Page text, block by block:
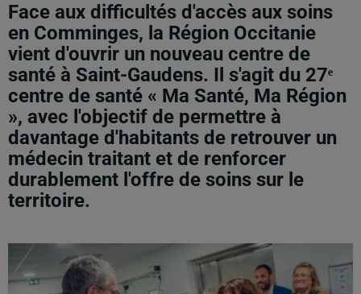
Face aux difficultés d'accès aux soins
en Comminges, la Région Occitanie
vient d'ouvrir un nouveau centre de
santé à Saint-Gaudens. Il s'agit du 27ᵉ
centre de santé « Ma Santé, Ma Région
», avec l'objectif de permettre à
davantage d'habitants de retrouver un
médecin traitant et de renforcer
durablement l'offre de soins sur le
territoire.